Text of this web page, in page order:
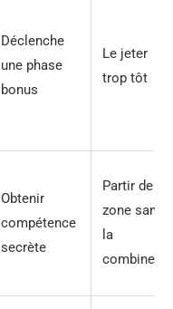
Déclenche
une phase
bonus
Le jeter
trop tôt
Obtenir
compétence
secrète
Partir de la
zone sans
la
combiner